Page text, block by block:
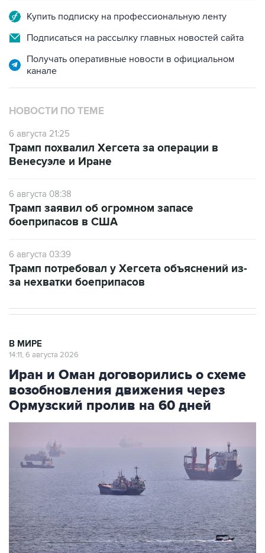
Купить подписку на профессиональную ленту
Подписаться на рассылку главных новостей сайта
Получать оперативные новости в официальном
канале
НОВОСТИ ПО ТЕМЕ
6 августа 21:25
Трамп похвалил Хегсета за операции в
Венесуэле и Иране
6 августа 08:38
Трамп заявил об огромном запасе
боеприпасов в США
6 августа 03:39
Трамп потребовал у Хегсета объяснений из-
за нехватки боеприпасов
В МИРЕ
14:11, 6 августа 2026
Иран и Оман договорились о схеме
возобновления движения через
Ормузский пролив на 60 дней